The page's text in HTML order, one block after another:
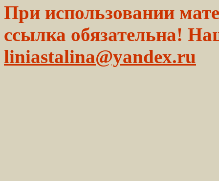
При использовании
ссылка обязательна!
liniastalina@yandex.ru